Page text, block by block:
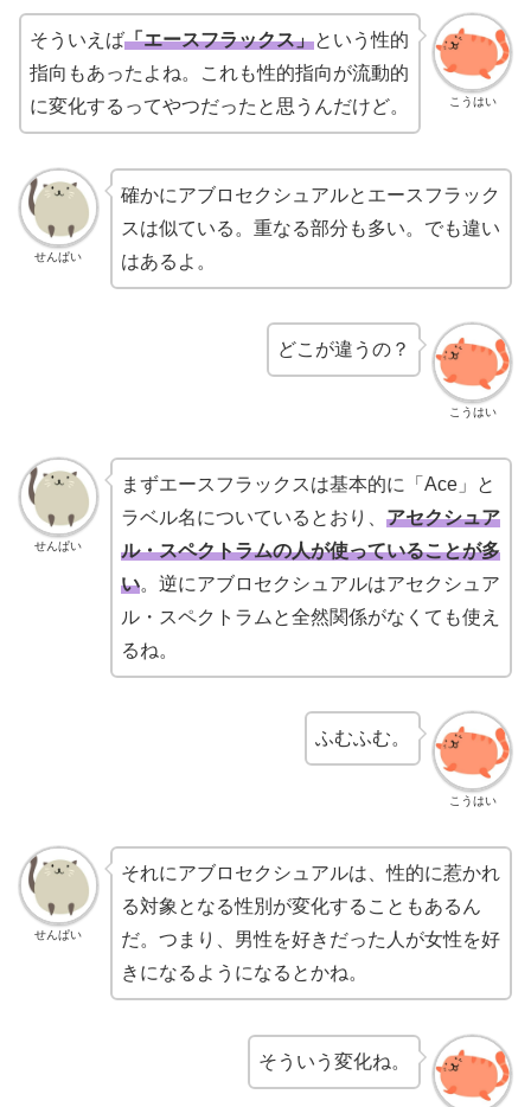
こうはい
そういえば「エースフラックス」という性的
指向もあったよね。これも性的指向が流動的
に変化するってやつだったと思うんだけど。
せんぱい
確かにアブロセクシュアルとエースフラック
スは似ている。重なる部分も多い。でも違い
はあるよ。
こうはい
どこが違うの？
せんぱい
まずエースフラックスは基本的に「Ace」と
ラベル名についているとおり、 アセクシュア
ル・スペクトラムの人が使っていることが多
い。逆にアブロセクシュアルはアセクシュア
ル・スペクトラムと全然関係がなくても使え
るね。
こうはい
ふむふむ。
せんぱい
それにアブロセクシュアルは、性的に惹かれ
る対象となる性別が変化することもあるん
だ。つまり、男性を好きだった人が女性を好
きになるようになるとかね。
そういう変化ね。